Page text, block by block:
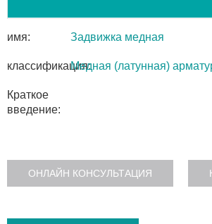
имя: Задвижка медная
классификация:Медная (латунная)
Краткое
введение:
ОНЛАЙН КОНСУЛЬТАЦИЯ